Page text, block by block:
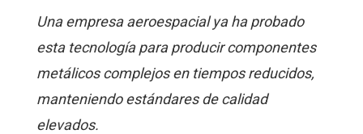
Una empresa aeroespacial ya ha probado
esta tecnología para producir componentes
metálicos complejos en tiempos reducidos,
manteniendo estándares de calidad
elevados.